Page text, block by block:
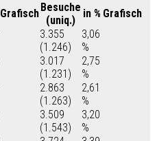
GrafischBesuche
(uniq.)
in % Grafisch
3.355
(1.246)
3,06
%
3.017
(1.231)
2,75
%
2.863
(1.263)
2,61
%
3.509
(1.543)
3,20
%